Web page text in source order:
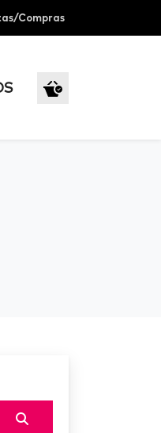
Compras